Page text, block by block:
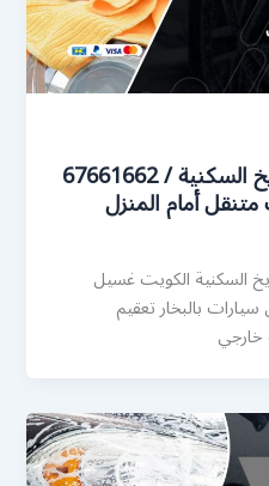
رقم غسيل سيارات الشويخ السكنية / 67661662
أمام المنزل
السكنية الكويت غسيل
بالبخار تعقيم
خارجي